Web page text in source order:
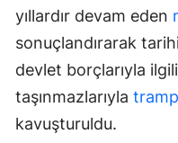
yıllardır devam eden
sonuçlandırarak
devlet borçlarıyla
taşınmazlarıyla
kavuşturuldu.